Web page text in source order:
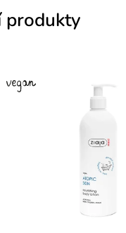
produkty